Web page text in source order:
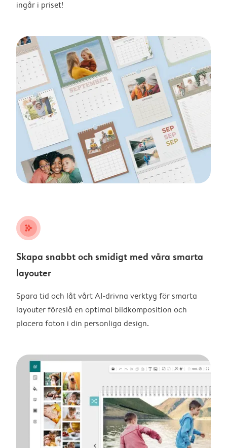
ingår i priset!
stars_plus
Skapa snabbt och smidigt med våra smarta
layouter
Spara tid och låt vårt AI-drivna verktyg för smarta
layouter föreslå en optimal bildkomposition och
placera foton i din personliga design.